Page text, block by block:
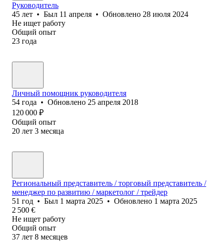
Руководитель
45 лет • Был 11 апреля • Обновлено 28 июля 2024
Не ищет работу
Общий опыт
23 года
Личный помощник руководителя
54 года • Обновлено 25 апреля 2018
120 000 ₽
Общий опыт
20 лет 3 месяца
Региональный представитель / торговый представитель /
менеджер по развитию / маркетолог / трейдер
51 год • Был 1 марта 2025 • Обновлено 1 марта 2025
2 500 €
Не ищет работу
Общий опыт
37 лет 8 месяцев